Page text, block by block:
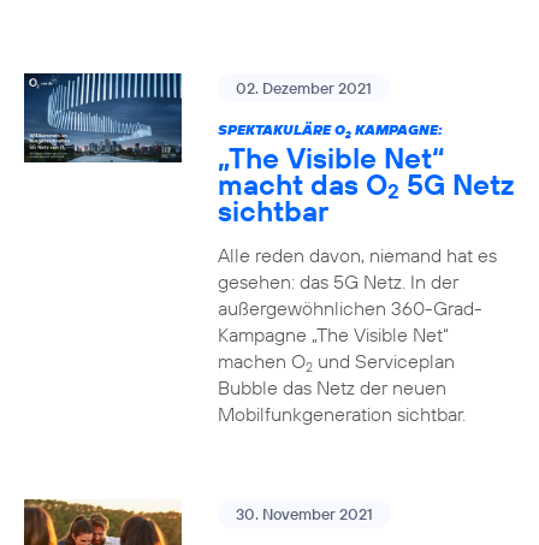
02. Dezember 2021
SPEKTAKULÄRE O2KAMPAGNE:
„The Visible Net“
macht das O2 5G Netz
sichtbar
Alle reden davon, niemand hat es
gesehen: das 5G Netz. In der
außergewöhnlichen 360-Grad-
Kampagne „The Visible Net“
machen O2und Serviceplan
Bubble das Netz der neuen
Mobilfunkgeneration sichtbar.
30. November 2021